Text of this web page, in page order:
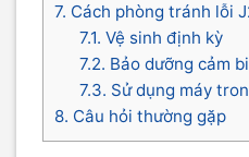
7. Cách phòng tránh lỗi
7.1. Vệ sinh định kỳ
7.2. Bảo dưỡng cảm
7.3. Sử dụng máy
8. Câu hỏi thường gặp